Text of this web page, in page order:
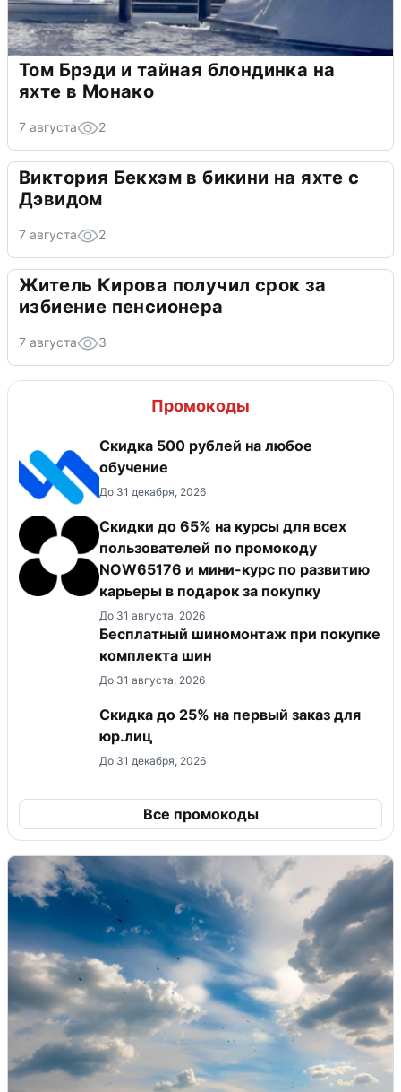
Том Брэди и тайная блондинка на
яхте в Монако
7 августа 2
Виктория Бекхэм в бикини на яхте с
Дэвидом
7 августа 2
Житель Кирова получил срок за
избиение пенсионера
7 августа 3
Промокоды
Скидка 500 рублей на любое
обучение
До 31 декабря, 2026
Скидки до 65% на курсы для всех
пользователей по промокоду
NOW65176 и мини-курс по развитию
карьеры в подарок за покупку
До 31 августа, 2026
Бесплатный шиномонтаж при покупке
комплекта шин
До 31 августа, 2026
Скидка до 25% на первый заказ для
юр.лиц
До 31 декабря, 2026
Все промокоды